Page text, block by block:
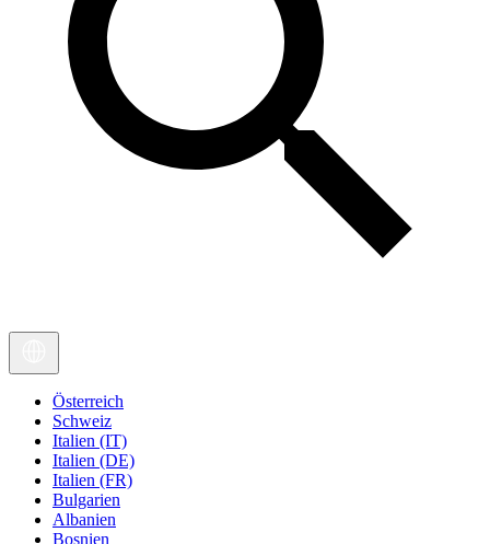
Österreich
Schweiz
Italien (IT)
Italien (DE)
Italien (FR)
Bulgarien
Albanien
Bosnien